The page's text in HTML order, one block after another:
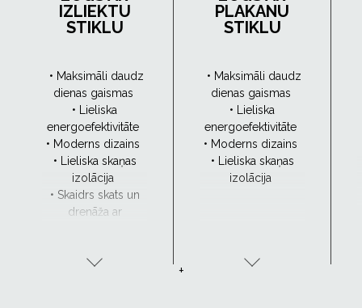
IZLIEKTU
STIKLU
• Maksimāli daudz
dienas gaismas
• Lieliska
energoefektivitāte
• Moderns dizains
• Lieliska skaņas
izolācija
• Skaidrs skats un
drenāža ar
PLAKANU
STIKLU
• Maksimāli daudz
dienas gaismas
• Lieliska
energoefektivitāte
• Moderns dizains
• Lieliska skaņas
izolācija
+